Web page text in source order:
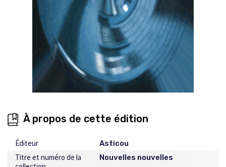
À propos de cette édition
Éditeur Asticou
Titre et numéro de la
Nouvelles nouvelles